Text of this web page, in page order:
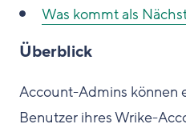
Was kommt als
Überblick
Account-Admins können
Benutzer ihres Wrike-